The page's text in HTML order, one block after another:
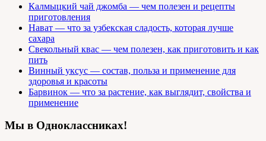
Калмыцкий чай джомба — чем полезен и рецепты
приготовления
Нават — что за узбекская сладость, которая лучше
сахара
Свекольный квас — чем полезен, как приготовить и как
пить
Винный уксус — состав, польза и применение для
здоровья и красоты
Барвинок — что за растение, как выглядит, свойства и
применение
Мы в Одноклассниках!